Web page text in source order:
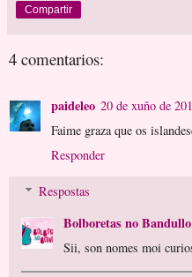
Compartir
4 comentarios:
paideleo 20 de xuño de
Faime graza que os
Responder
Respostas
Bolboretas no Bandullo
Sii, son nomes moi